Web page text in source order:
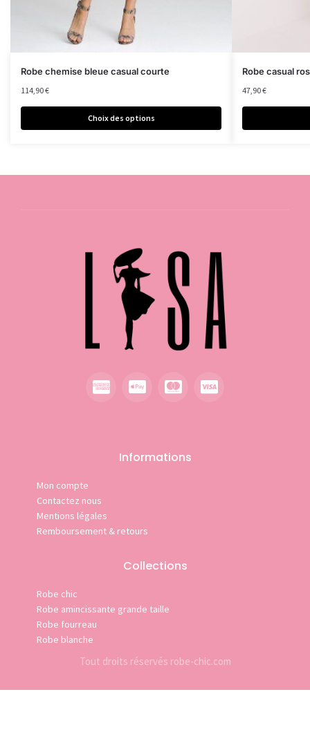
Robe chemise bleue casual courte
114,90€
Choix des options
Robe casual
47,90€
Informations
Mon compte
Contactez nous
Mentions légales
Remboursement & retours
Collections
Robe chic
Robe amincissante grande taille
Robe fourreau
Robe blanche
Tout droits réservés robe-chic.com